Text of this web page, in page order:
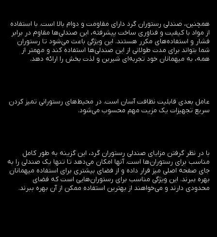
همچنین، صندلی رستوران گرد دارای مقاومت و دوام بالا است. با استفاده
از مواد با کیفیت و فناوری ساخت پیشرفته، این صندلی‌ها مقاوم در برابر
فشار و استفاده‌های مکرر هستند. این ویژگی باعث می‌شود تا رستوران
شما بتواند برای مدت طولانی از این صندلی‌ها استفاده کند و مهمتر از
همه، به میهمانان خود تجربه‌ای شیرین و لذت بخش را ارائه دهد.
عامل بعدی قابلیت نظافت آسان است. در محیط‌های رستورانی تمیز کردن
سریع تجهیزات یک مزیت مهم محسوب می‌شود.
با در نظر گرفتن مزایای صندلی رستوران گرد، این گزینه به طور کامل
مناسب برای رستوران‌ها است. آنها امکان می‌دهد تا تنها یک صندلی را به
جای صفحه اصلی میز قرار داده و از فضای بیشتری برای استفاده میهمانان
بهره ببرند. این ویژگی مناسب برای رستوران‌هایی است که فضای
محدودی دارند و می‌خواهند از بهترین استفاده ممکن از آن بهره ببرند.